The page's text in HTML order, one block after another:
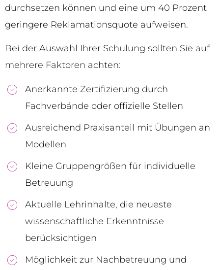
durchsetzen können und eine um 40 Prozent
geringere Reklamationsquote aufweisen.
Bei der Auswahl Ihrer Schulung sollten Sie auf
mehrere Faktoren achten:
Anerkannte Zertifizierung durch
Fachverbände oder offizielle Stellen
Ausreichend Praxisanteil mit Übungen an
Modellen
Kleine Gruppengrößen für individuelle
Betreuung
Aktuelle Lehrinhalte, die neueste
wissenschaftliche Erkenntnisse
berücksichtigen
Möglichkeit zur Nachbetreuung und